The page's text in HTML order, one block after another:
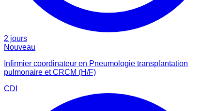
2 jours
Nouveau
Infirmier coordinateur en Pneumologie transplantation
pulmonaire et CRCM (H/F)
CDI